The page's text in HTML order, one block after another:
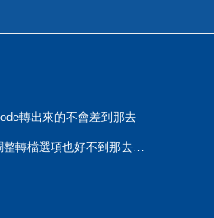
轉出來的不會差到那去
整轉檔選項也好不到那去…